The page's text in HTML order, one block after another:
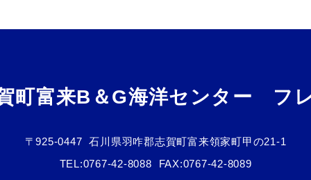
町富来B＆G海洋センター フ
〒925-0447
石川県羽咋郡志賀町富来領家町甲の21-1
TEL:0767-42-8088 FAX:0767-42-8089